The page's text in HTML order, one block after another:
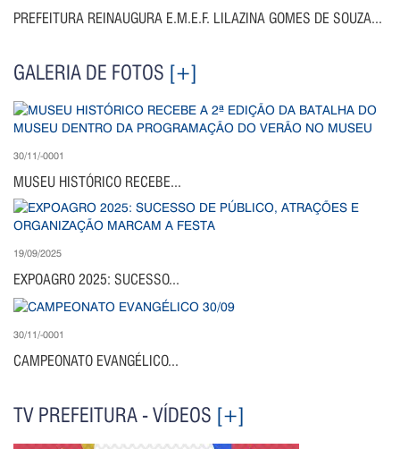
PREFEITURA REINAUGURA E.M.E.F. LILAZINA GOMES DE SOUZA...
GALERIA DE FOTOS [+]
30/11/-0001
MUSEU HISTÓRICO RECEBE...
19/09/2025
EXPOAGRO 2025: SUCESSO...
30/11/-0001
CAMPEONATO EVANGÉLICO...
TV PREFEITURA - VÍDEOS [+]